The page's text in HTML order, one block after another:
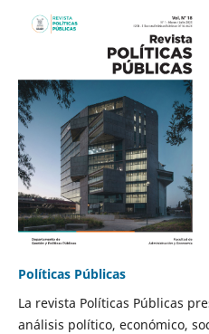
Políticas Públicas
La revista Políticas Públicas
análisis político, económico,